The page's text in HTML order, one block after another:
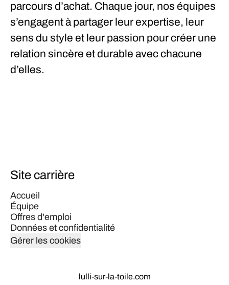
parcours d’achat. Chaque jour, nos équipes
s’engagent à partager leur expertise, leur
sens du style et leur passion pour créer une
relation sincère et durable avec chacune
d’elles.
Site carrière
Accueil
Équipe
Offres d'emploi
Données et confidentialité
Gérer les cookies
lulli-sur-la-toile.com